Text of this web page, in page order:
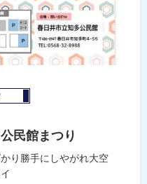
民館まつり
り勝手にしやがれ大空